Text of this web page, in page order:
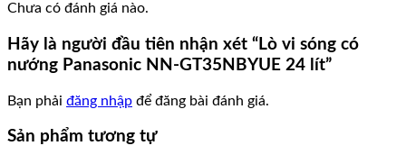
Chưa có đánh giá nào.
Hãy là người đầu tiên nhận xét “Lò vi sóng có
nướng Panasonic NN-GT35NBYUE 24 lít”
Bạn phải đăng nhập để đăng bài đánh giá.
Sản phẩm tương tự